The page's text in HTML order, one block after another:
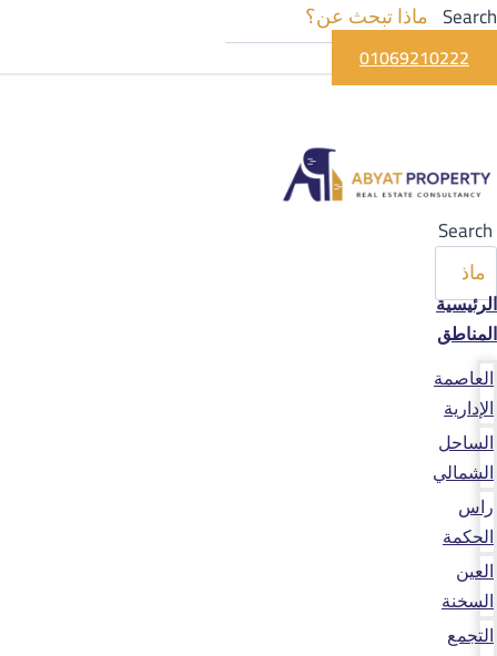
Search
01069210222
Search
الرئيسية
المناطق
العاصمة
الإدارية
الساحل
الشمالي
راس
الحكمة
العين
السخنة
التجمع